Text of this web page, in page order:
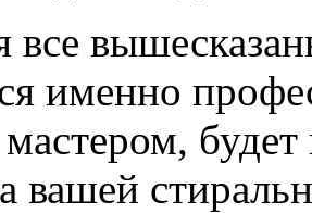
все
именно
будет
вашей